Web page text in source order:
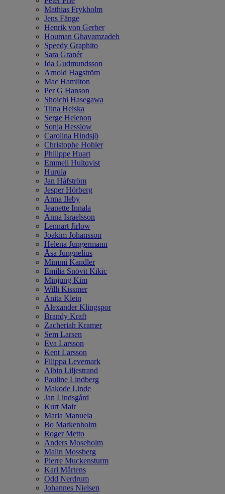
Mathias Frykholm
Jens Fänge
Henrik von Gerber
Houman Ghavamzadeh
Speedy Graphito
Sara Granér
Ida Gudmundsson
Arnold Hagström
Mac Hamilton
Per G Hanson
Shoichi Hasegawa
Tiina Heiska
Serge Helenon
Sonja Hesslow
Carolina Hindsjö
Christophe Hohler
Philippe Huart
Emmeli Hultqvist
Hurula
Jan Håfström
Jesper Hörberg
Anna Ileby
Jeanette Innala
Anna Israelsson
Lennart Jirlow
Joakim Johansson
Helena Jungermann
Åsa Jungnelius
Mimmi Kandler
Emilia Snövit Kikic
Minjung Kim
Willi Kissmer
Anita Klein
Alexander Klingspor
Brandy Kraft
Zacheriah Kramer
Sem Larsen
Eva Larsson
Kent Larsson
Filippa Levemark
Albin Liljestrand
Pauline Lindberg
Makode Linde
Jan Lindsgård
Kurt Mair
Maria Manuela
Bo Markenholm
Roger Metto
Anders Moseholm
Malin Mossberg
Pierre Muckensturm
Karl Mårtens
Odd Nerdrum
Johannes Nielsen